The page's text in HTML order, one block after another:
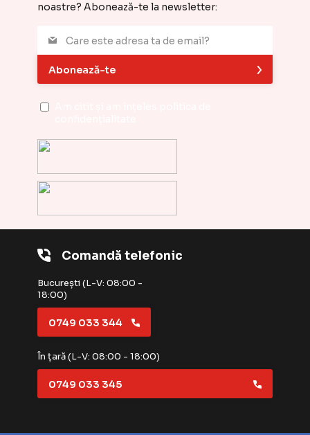
Comandă telefonic
București (L-V: 08:00 -
18:00)
0749 033 344
În țară (L-V: 08:00 - 18:00)
0749 033 345
noastre? Abonează-te la newsletter:
Abonează-te